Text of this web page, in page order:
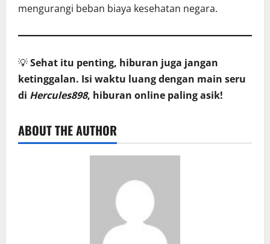
mengurangi beban biaya kesehatan negara.
💡Sehat itu penting, hiburan juga jangan
ketinggalan. Isi waktu luang dengan main seru
di Hercules898, hiburan online paling asik!
ABOUT THE AUTHOR